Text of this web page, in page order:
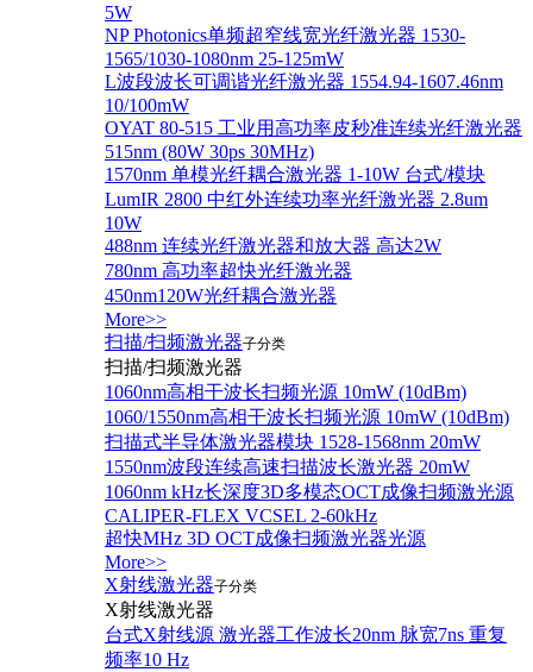
5W
NP Photonics单频超窄线宽光纤激光器 1530-
1565/1030-1080nm 25-125mW
L波段波长可调谐光纤激光器 1554.94-1607.46nm
10/100mW
OYAT 80-515 工业用高功率皮秒准连续光纤激光器
515nm (80W 30ps 30MHz)
1570nm 单模光纤耦合激光器 1-10W 台式/模块
LumIR 2800 中红外连续功率光纤激光器 2.8um
10W
488nm 连续光纤激光器和放大器 高达2W
780nm 高功率超快光纤激光器
450nm120W光纤耦合激光器
More>>
扫描/扫频激光器子分类
扫描/扫频激光器
1060nm高相干波长扫频光源 10mW (10dBm)
1060/1550nm高相干波长扫频光源 10mW (10dBm)
扫描式半导体激光器模块 1528-1568nm 20mW
1550nm波段连续高速扫描波长激光器 20mW
1060nm kHz长深度3D多模态OCT成像扫频激光源
CALIPER-FLEX VCSEL 2-60kHz
超快MHz 3D OCT成像扫频激光器光源
More>>
X射线激光器子分类
X射线激光器
台式X射线源 激光器工作波长20nm 脉宽7ns 重复
频率10 Hz